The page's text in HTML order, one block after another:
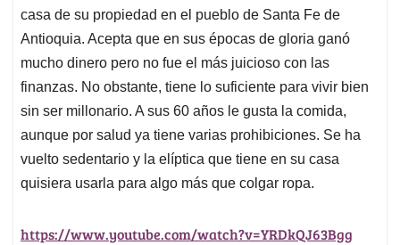
casa de su propiedad en el pueblo de Santa Fe de
Antioquia. Acepta que en sus épocas de gloria ganó
mucho dinero pero no fue el más juicioso con las
finanzas. No obstante, tiene lo suficiente para vivir bien
sin ser millonario. A sus 60 años le gusta la comida,
aunque por salud ya tiene varias prohibiciones. Se ha
vuelto sedentario y la elíptica que tiene en su casa
quisiera usarla para algo más que colgar ropa.
https://www.youtube.com/watch?v=YRDkQJ63Bgg